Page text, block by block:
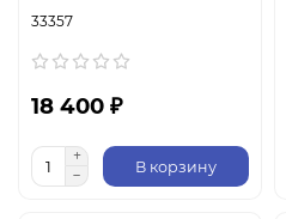
33357
18 400 ₽
В корзину